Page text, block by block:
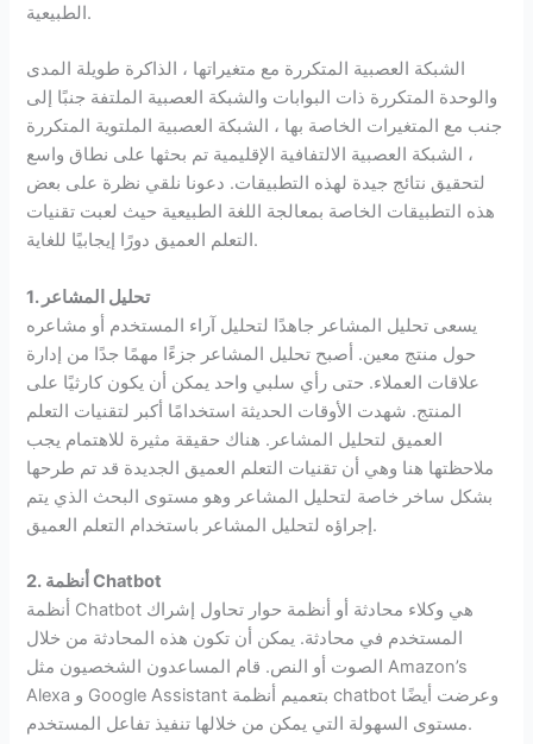
الطبيعية.
الشبكة العصبية المتكررة مع متغيراتها ، الذاكرة طويلة المدى
والوحدة المتكررة ذات البوابات والشبكة العصبية الملتفة جنبًا إلى
جنب مع المتغيرات الخاصة بها ، الشبكة العصبية الملتوية المتكررة
، الشبكة العصبية الالتفافية الإقليمية تم بحثها على نطاق واسع
لتحقيق نتائج جيدة لهذه التطبيقات. دعونا نلقي نظرة على بعض
هذه التطبيقات الخاصة بمعالجة اللغة الطبيعية حيث لعبت تقنيات
التعلم العميق دورًا إيجابيًا للغاية.
1. تحليل المشاعر
يسعى تحليل المشاعر جاهدًا لتحليل آراء المستخدم أو مشاعره
حول منتج معين. أصبح تحليل المشاعر جزءًا مهمًا جدًا من إدارة
علاقات العملاء. حتى رأي سلبي واحد يمكن أن يكون كارثيًا على
المنتج. شهدت الأوقات الحديثة استخدامًا أكبر لتقنيات التعلم
العميق لتحليل المشاعر. هناك حقيقة مثيرة للاهتمام يجب
ملاحظتها هنا وهي أن تقنيات التعلم العميق الجديدة قد تم طرحها
بشكل ساخر خاصة لتحليل المشاعر وهو مستوى البحث الذي يتم
إجراؤه لتحليل المشاعر باستخدام التعلم العميق.
2. أنظمةChatbot
أنظمة Chatbot هي وكلاء محادثة أو أنظمة حوار تحاول إشراك
المستخدم في محادثة. يمكن أن تكون هذه المحادثة من خلال
الصوت أو النص. قام المساعدون الشخصيون مثل Amazon’s
Alexa و Google Assistant بتعميم أنظمة chatbot وعرضت أيضًا
مستوى السهولة التي يمكن من خلالها تنفيذ تفاعل المستخدم.